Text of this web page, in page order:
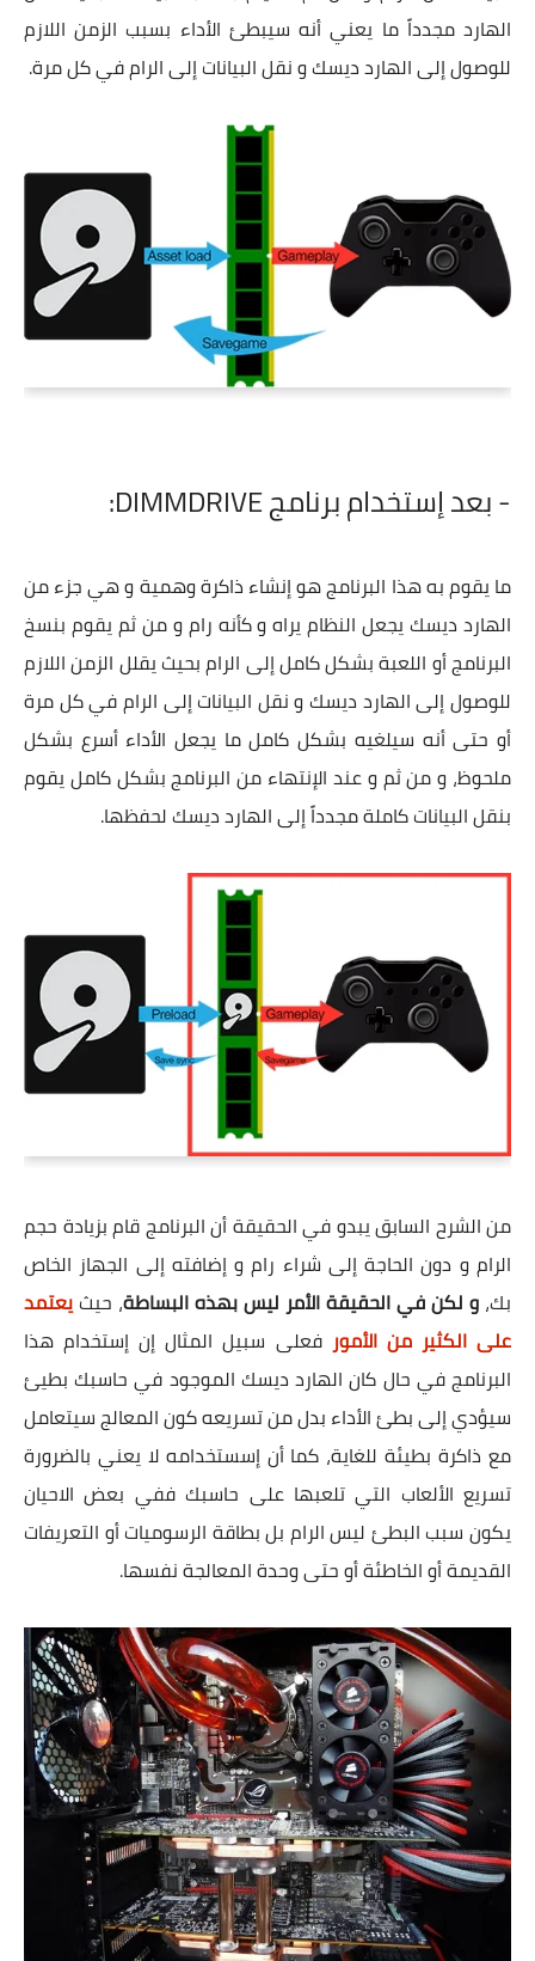
الهارد مجدداً ما يعني أنه سيبطئ الأداء بسبب الزمن اللازم
للوصول إلى الهارد ديسك و نقل البيانات إلى الرام في كل مرة.
- بعد إستخدام برنامج DIMMDRIVE:
ما يقوم به هذا البرنامج هو إنشاء ذاكرة وهمية و هي جزء من
الهارد ديسك يجعل النظام يراه و كأنه رام و من ثم يقوم بنسخ
البرنامج أو اللعبة بشكل كامل إلى الرام بحيث يقلل الزمن اللازم
للوصول إلى الهارد ديسك و نقل البيانات إلى الرام في كل مرة
أو حتى أنه سيلغيه بشكل كامل ما يجعل الأداء أسرع بشكل
ملحوظ، و من ثم و عند الإنتهاء من البرنامج بشكل كامل يقوم
بنقل البيانات كاملة مجدداً إلى الهارد ديسك لحفظها.
من الشرح السابق يبدو في الحقيقة أن البرنامج قام بزيادة حجم
الرام و دون الحاجة إلى شراء رام و إضافته إلى الجهاز الخاص
بك، و لكن في الحقيقة الأمر ليس بهذه البساطة، حيثيعتمد
على الكثير من الأمور فعلى سبيل المثال إن إستخدام هذا
البرنامج في حال كان الهارد ديسك الموجود في حاسبك بطيئ
سيؤدي إلى بطئ الأداء بدل من تسريعه كون المعالج سيتعامل
مع ذاكرة بطيئة للغاية، كما أن إسستخدامه لا يعني بالضرورة
تسريع الألعاب التي تلعبها على حاسبك ففي بعض الاحيان
يكون سبب البطئ ليس الرام بل بطاقة الرسوميات أو التعريفات
القديمة أو الخاطئة أو حتى وحدة المعالجة نفسها.